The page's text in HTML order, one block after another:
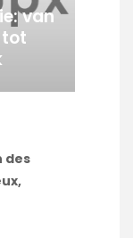
van
des